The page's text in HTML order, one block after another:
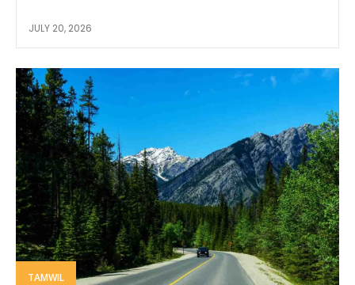
JULY 20, 2026
TAMWIL